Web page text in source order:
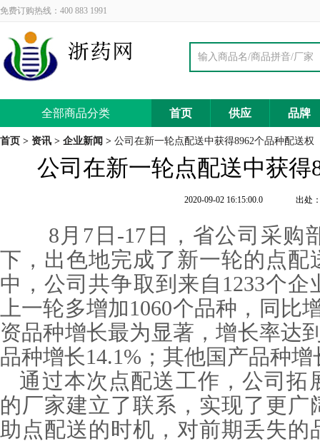
免费订购热线：400 883 1991
全部商品分类 首页 供应 品牌
首页 > 资讯 > 企业新闻 > 公司在新一轮点配送中获得8962个品种配送权
公司在新一轮点配送中获得
2020-09-02 16:15:00.0 出处
8 月 7 日 -17 日，省公司采购
下，出色地完成了新一轮的点配
中，公司共争取到来自 1233个企
上一轮多增加1060个品种，同比
资品种增长最为显著，增长率达
品种增长14.1% ；其他国产品种增
通过本次点配送工作，公司拓
的厂家建立了联系，实现了更广
助点配送的时机，对前期丢失的